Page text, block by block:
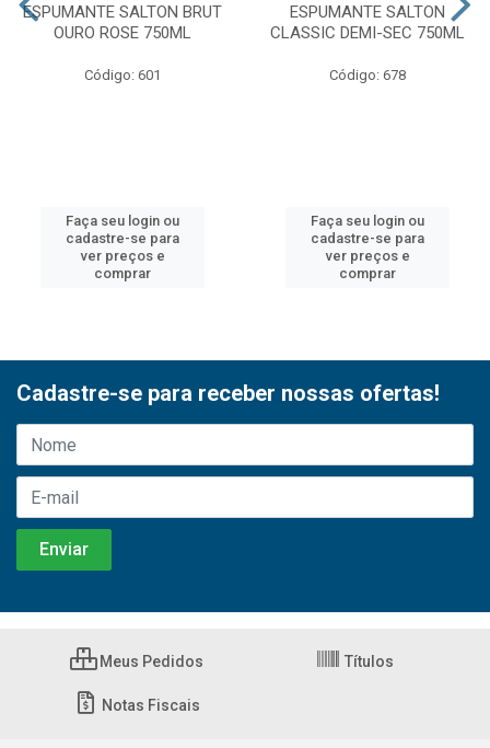
ESPUMANTE SALTON BRUT
OURO ROSE 750ML
Código: 601
Faça seu login ou
cadastre-se para
ver preços e
comprar
ESPUMANTE SALTON
CLASSIC DEMI-SEC 750ML
Código: 678
Faça seu login ou
cadastre-se para
ver preços e
comprar
Cadastre-se para receber nossas ofertas!
Meus Pedidos Títulos
Notas Fiscais